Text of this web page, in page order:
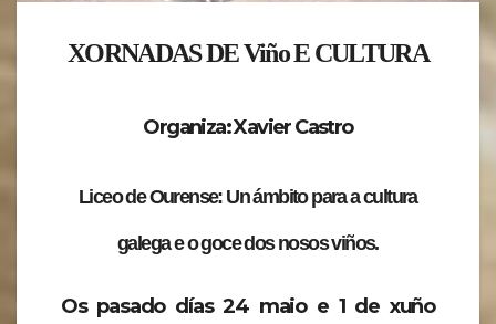
XORNADAS DE Viño E CULTURA
Organiza: Xavier Castro
Liceo de Ourense: Un ámbito para a cultura
galega e o goce dos nosos viños.
Os pasado días 24 maio e 1 de xuño